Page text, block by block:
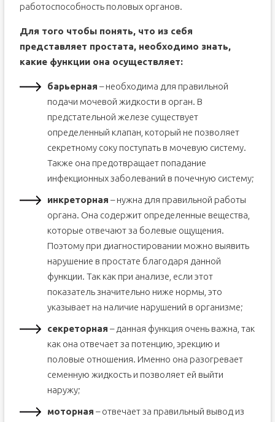
работоспособность половых органов.
Для того чтобы понять, что из себя
представляет простата, необходимо знать,
какие функции она осуществляет:
барьерная – необходима для правильной
подачи мочевой жидкости в орган. В
предстательной железе существует
определенный клапан, который не позволяет
секретному соку поступать в мочевую систему.
Также она предотвращает попадание
инфекционных заболеваний в почечную систему;
инкреторная – нужна для правильной работы
органа. Она содержит определенные вещества,
которые отвечают за болевые ощущения.
Поэтому при диагностировании можно выявить
нарушение в простате благодаря данной
функции. Так как при анализе, если этот
показатель значительно ниже нормы, это
указывает на наличие нарушений в организме;
секреторная – данная функция очень важна, так
как она отвечает за потенцию, эрекцию и
половые отношения. Именно она разогревает
семенную жидкость и позволяет ей выйти
наружу;
моторная – отвечает за правильный вывод из